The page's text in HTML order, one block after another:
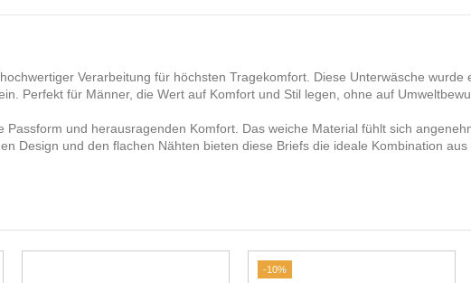
Verarbeitung für höchsten Tragekomfort. Diese Unterwäsche wurde
Perfekt für Männer, die Wert auf Komfort und Stil legen, ohne auf
und herausragenden Komfort. Das weiche Material fühlt sich
Design und den flachen Nähten bieten diese Briefs die ideale Kombination aus
-10%